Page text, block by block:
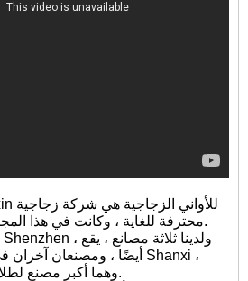
محترفة للغاية ، وكانت في هذا المجال منذ أكثر من 15 عامًا.
وهما أكبر مصنع لطلاء الأيدي في الصين أيضًا.